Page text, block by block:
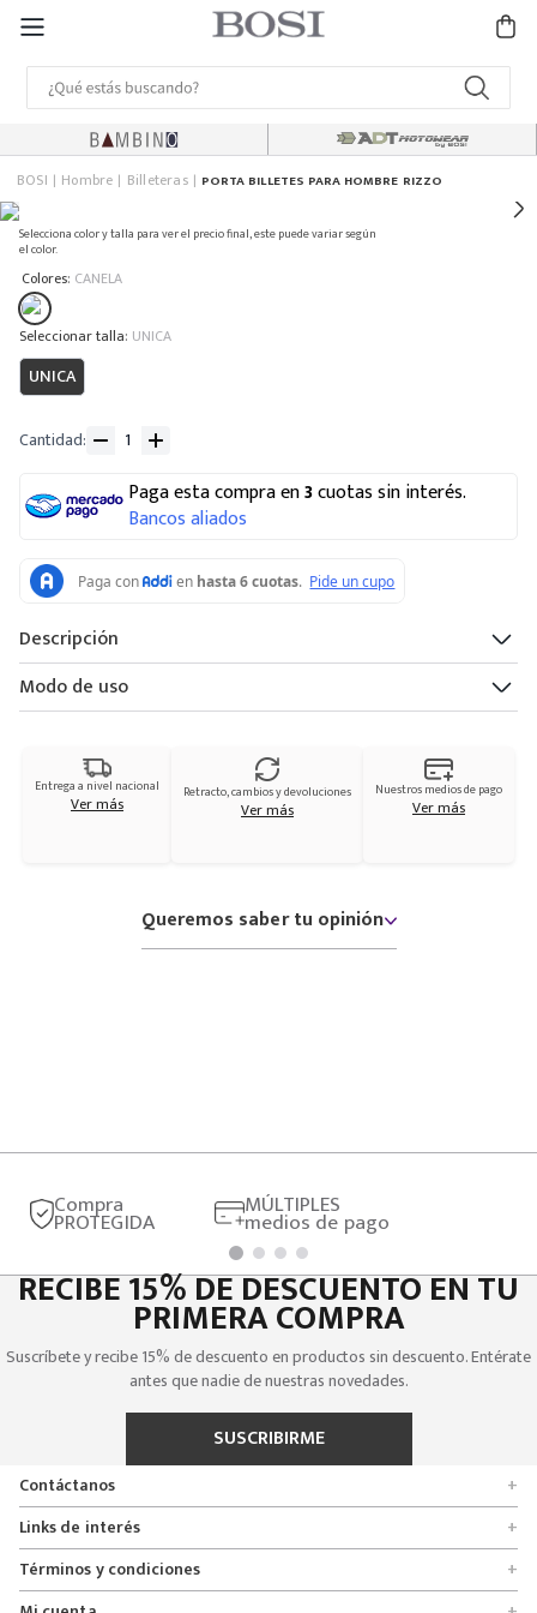
BOSI Hombre Billeteras PORTA BILLETES PARA HOMBRE RIZZO
Selecciona color y talla para ver el precio final, este puede variar según
el color.
Colores: CANELA
: UNICA
UNICA
Cantidad
Paga esta compra en3cuotas sin interés.
Bancos aliados
Descripción
Modo de uso
Entrega a nivel nacional
Ver más Retracto, cambios y devoluciones
Ver más
Nuestros medios de pago
Ver más
Queremos saber tu opinión
Compra
PROTEGIDA
MÚLTIPLES
medios de pago
RECIBE 15% DE DESCUENTO EN TU
PRIMERA COMPRA
Suscríbete y recibe 15% de descuento en productos sin descuento. Entérate
antes que nadie de nuestras novedades.
SUSCRIBIRME
Contáctanos
+
Encuentra tu tienda
Formulario de solicitudes
Servicio al cliente
Links de interés +
Quienes somos
Políticas de entrega, cambio y devolución
Términos y condiciones +
Promociones